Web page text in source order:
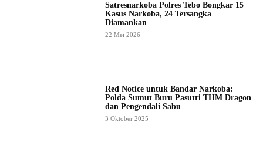
Satresnarkoba Polres Tebo Bongkar 15
Kasus Narkoba, 24 Tersangka
Diamankan
22 Mei 2026
Red Notice untuk Bandar Narkoba:
Polda Sumut Buru Pasutri THM Dragon
dan Pengendali Sabu
3 Oktober 2025